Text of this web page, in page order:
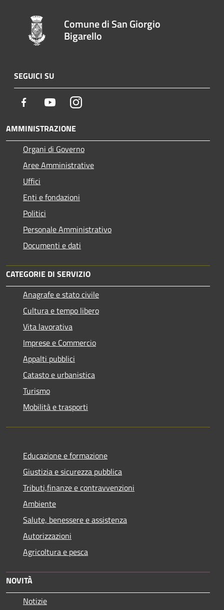
Comune di San Giorgio
Bigarello
SEGUICI SU
Facebook YoutubeInstagram
AMMINISTRAZIONE
Organi di Governo
Aree Amministrative
Uffici
Enti e fondazioni
Politici
Personale Amministrativo
Documenti e dati
CATEGORIE DI SERVIZIO
Anagrafe e stato civile
Cultura e tempo libero
Vita lavorativa
Imprese e Commercio
Appalti pubblici
Catasto e urbanistica
Turismo
Mobilità e trasporti
Educazione e formazione
Giustizia e sicurezza pubblica
Tributi,finanze e contravvenzioni
Ambiente
Salute, benessere e assistenza
Autorizzazioni
Agricoltura e pesca
NOVITÀ
Notizie